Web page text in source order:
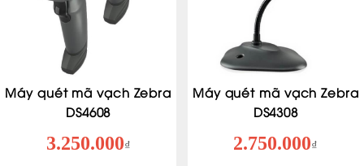
Máy quét mã vạch Zebra
DS4608
3.250.000₫
Máy quét mã vạch Zebra
DS4308
2.750.000₫